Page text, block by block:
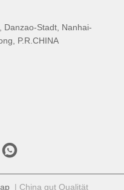
Danzao-Stadt, Nanhai-
P.R.CHINA
| China gut Qualität